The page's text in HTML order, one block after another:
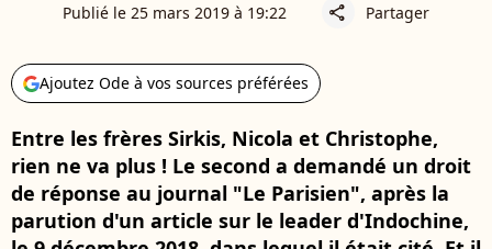
Publié le 25 mars 2019 à 19:22 share Partager
Ajoutez Ode à vos sources préférées
Entre les frères Sirkis, Nicola et Christophe,
rien ne va plus ! Le second a demandé un droit
de réponse au journal "Le Parisien", après la
parution d'un article sur le leader d'Indochine,